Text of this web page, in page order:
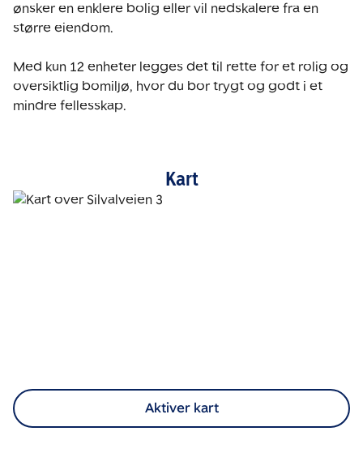
ønsker en enklere bolig eller vil nedskalere fra en
større eiendom.
Med kun 12 enheter legges det til rette for et rolig og
oversiktlig bomiljø, hvor du bor trygt og godt i et
mindre fellesskap.
Kart
Aktiver kart